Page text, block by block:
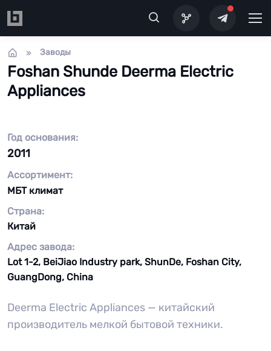
Заводы
Foshan Shunde Deerma Electric
Appliances
Год основания:
2011
Ассортимент:
МБТ климат
Страна:
Китай
Адрес завода:
Lot 1-2, BeiJiao Industry park, ShunDe, Foshan City,
GuangDong, China
Deerma Electric Appliances — китайский
производитель мелкой бытовой техники.